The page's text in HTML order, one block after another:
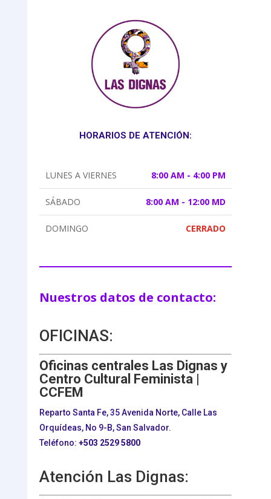
HORARIOS DE ATENCIÓN:
LUNES A VIERNES 8:00 AM - 4:00 PM
SÁBADO 8:00 AM - 12:00 MD
DOMINGO CERRADO
Nuestros datos de contacto:
OFICINAS:
Oficinas centrales Las Dignas y
Centro Cultural Feminista |
CCFEM
Reparto Santa Fe, 35 Avenida Norte, Calle Las
Orquídeas, No 9-B, San Salvador.
Teléfono: +503 2529 5800
Atención Las Dignas: